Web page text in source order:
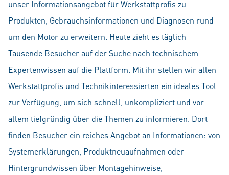
unser Informationsangebot für Werkstattprofis zu
Produkten, Gebrauchsinformationen und Diagnosen rund
um den Motor zu erweitern. Heute zieht es täglich
Tausende Besucher auf der Suche nach technischem
Expertenwissen auf die Plattform. Mit ihr stellen wir allen
Werkstattprofis und Technikinteressierten ein ideales Tool
zur Verfügung, um sich schnell, unkompliziert und vor
allem tiefgründig über die Themen zu informieren. Dort
finden Besucher ein reiches Angebot an Informationen: von
Systemerklärungen, Produktneuaufnahmen oder
Hintergrundwissen über Montagehinweise,